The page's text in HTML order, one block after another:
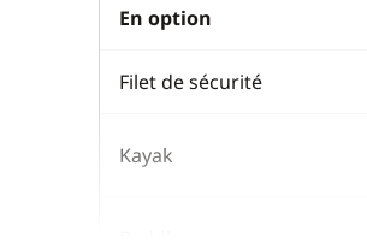
En option
Filet de sécurité
Kayak